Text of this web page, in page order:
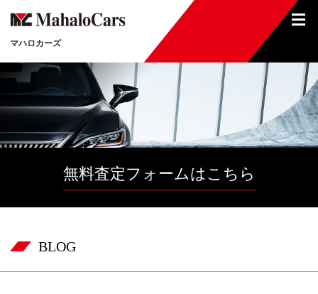
マハロカーズ
無料査定フォームはこちら
BLOG